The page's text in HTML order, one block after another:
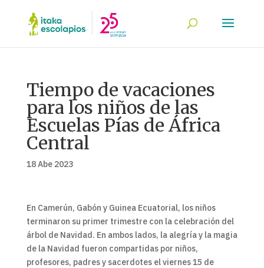
Tiempo de vacaciones
para los niños de las
Escuelas Pías de África
Central
18 Abe 2023
En Camerún, Gabón y Guinea Ecuatorial, los niños
terminaron su primer trimestre con la celebración del
árbol de Navidad. En ambos lados, la alegría y la magia
de la Navidad fueron compartidas por niños,
profesores, padres y sacerdotes el viernes 15 de